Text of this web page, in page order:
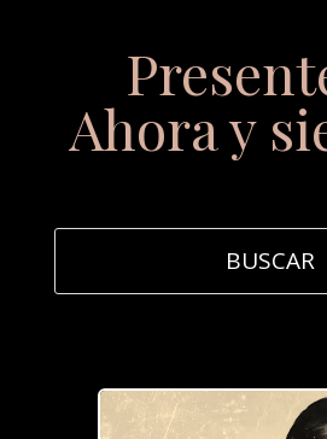
Ahora y